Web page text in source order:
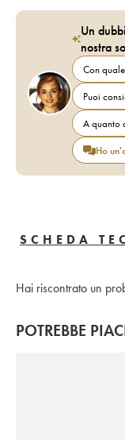
Un
nostra
Con
Puoi
A quanto
Ho
SCHEDA
Hai riscontrato un
POTREBBE